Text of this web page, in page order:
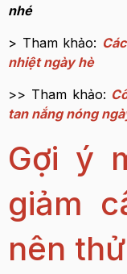
nhé
> Tham khảo:
nhiệt ngày hè
>> Tham khảo:
tan nắng nóng
Gợi ý
giảm
nên thử